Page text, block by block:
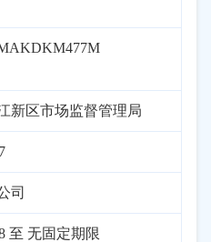
新区市场监督管理局
司
至 无固定期限